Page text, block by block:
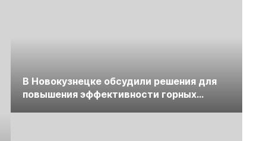
В Новокузнецке обсудили решения для
повышения эффективности горных